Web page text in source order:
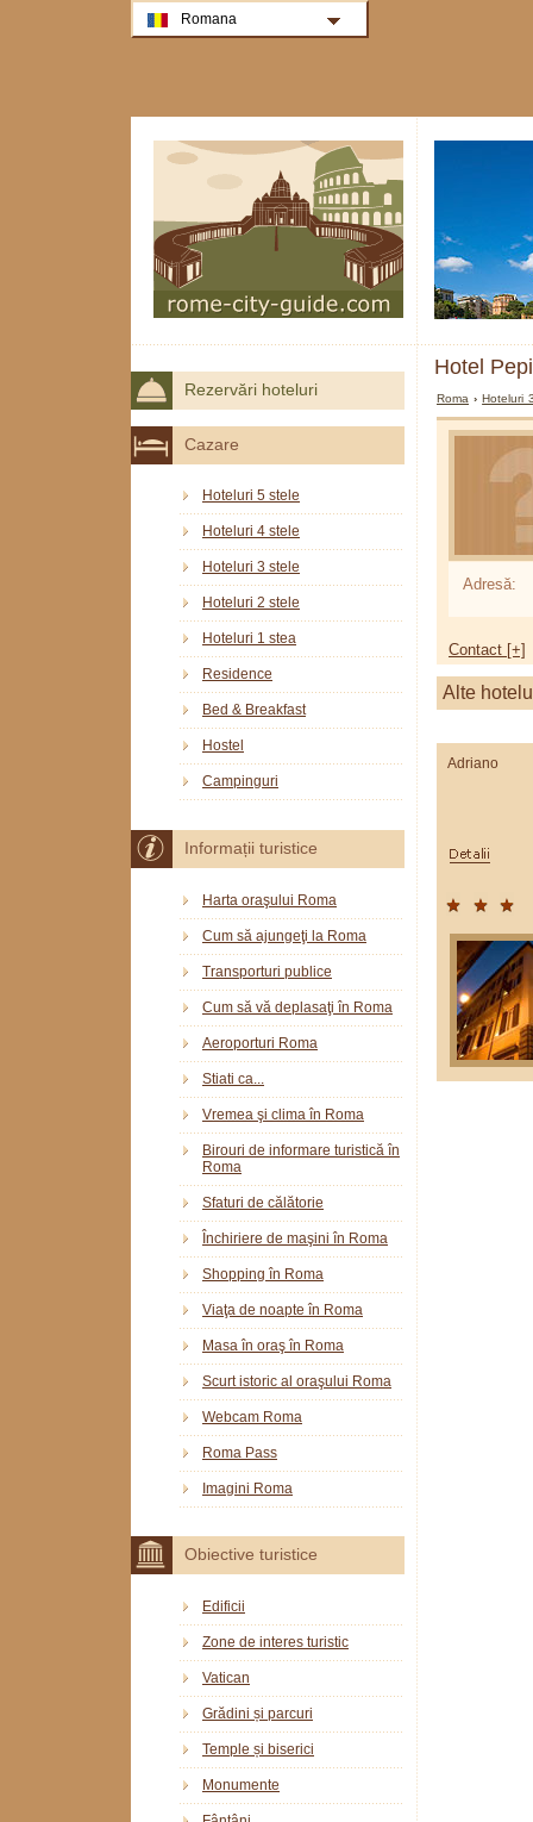
Hotel
Roma ›Hoteluri
Adresă:
Contact [+]
Alte
Adriano
Rezervări hoteluri
Cazare
Hoteluri 5 stele
Hoteluri 4 stele
Hoteluri 3 stele
Hoteluri 2 stele
Hoteluri 1 stea
Residence
Bed & Breakfast
Hostel
Campinguri
Informații turistice
Harta oraşului Roma
Cum să ajungeţi la Roma
Transporturi publice
Cum să vă deplasaţi în Roma
Aeroporturi Roma
Stiati ca...
Vremea şi clima în Roma
Birouri de informare turistică în
Roma
Sfaturi de călătorie
Închiriere de maşini în Roma
Shopping în Roma
Viaţa de noapte în Roma
Masa în oraş în Roma
Scurt istoric al oraşului Roma
Webcam Roma
Roma Pass
Imagini Roma
Obiective turistice
Edificii
Zone de interes turistic
Vatican
Grădini și parcuri
Temple și biserici
Monumente
Romana